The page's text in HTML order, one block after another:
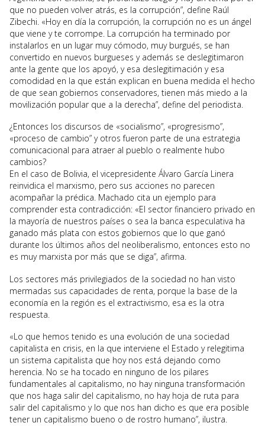
que no pueden volver atrás, es la corrupción”, define Raúl
Zibechi. «Hoy en día la corrupción, la corrupción no es un ángel
que viene y te corrompe. La corrupción ha terminado por
instalarlos en un lugar muy cómodo, muy burgués, se han
convertido en nuevos burgueses y además se deslegitimaron
ante la gente que los apoyó, y esa deslegitimación y esa
comodidad en la que están explican en buena medida el hecho
de que sean gobiernos conservadores, tienen más miedo a la
movilización popular que a la derecha”, define del periodista.
¿Entonces los discursos de «socialismo”, «progresismo”,
«proceso de cambio” y otros fueron parte de una estrategia
comunicacional para atraer al pueblo o realmente hubo
cambios?
En el caso de Bolivia, el vicepresidente Álvaro García Linera
reinvidica el marxismo, pero sus acciones no parecen
acompañar la prédica. Machado cita un ejemplo para
comprender esta contradicción: «El sector financiero privado en
la mayoría de nuestros países o sea la banca especulativa ha
ganado más plata con estos gobiernos que lo que ganó
durante los últimos años del neoliberalismo, entonces esto no
es muy marxista por más que se diga”, afirma.
Los sectores más privilegiados de la sociedad no han visto
mermadas sus capacidades de renta, porque la base de la
economía en la región es el extractivismo, esa es la otra
respuesta.
«Lo que hemos tenido es una evolución de una sociedad
capitalista en crisis, en la que interviene el Estado y relegitima
un sistema capitalista que hoy nos está dejando como
herencia. No se ha tocado en ninguno de los pilares
fundamentales al capitalismo, no hay ninguna transformación
que nos haga salir del capitalismo, no hay hoja de ruta para
salir del capitalismo y lo que nos han dicho es que era posible
tener un capitalismo bueno o de rostro humano”, ilustra.